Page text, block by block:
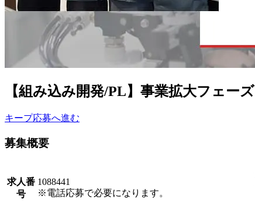
【組み込み開発/PL】事業拡大フェーズ
キープ応募へ進む
募集概要
求人番
号
1088441
※電話応募で必要になります。